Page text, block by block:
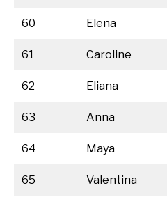
60 Elena
61 Caroline
62 Eliana
63 Anna
64 Maya
65 Valentina